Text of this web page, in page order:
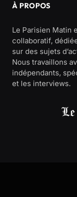
À PROPOS
Le Parisien Matin
collaboratif,
sur des sujets
Nous travaillons
indépendants,
et les interviews.